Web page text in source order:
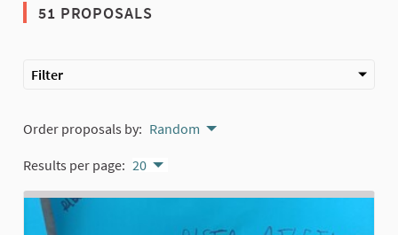
51 PROPOSALS
Filter
Order proposals by: Random
Results per page: 20